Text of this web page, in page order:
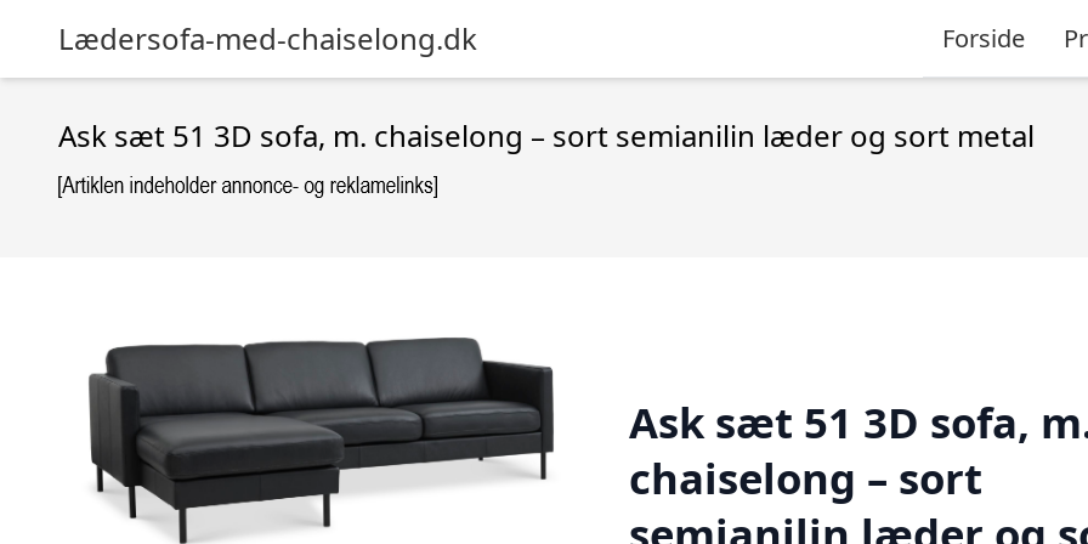
Lædersofa-med-chaiselong.dk Forside
Ask sæt 51 3D sofa, m. chaiselong – sort semianilin læder og sort metal
Ask sæt 51 3D sofa,
chaiselong – sort